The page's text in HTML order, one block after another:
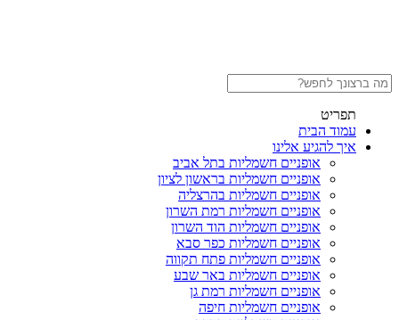
תפריט
עמוד הבית
איך להגיע אלינו
אופניים חשמליות בתל אביב
אופניים חשמליות בראשון לציון
אופניים חשמליות בהרצליה
אופניים חשמליות רמת השרון
אופניים חשמליות הוד השרון
אופניים חשמליות כפר סבא
אופניים חשמליות פתח תקווה
אופניים חשמליות באר שבע
אופניים חשמליות רמת גן
אופניים חשמליות חיפה